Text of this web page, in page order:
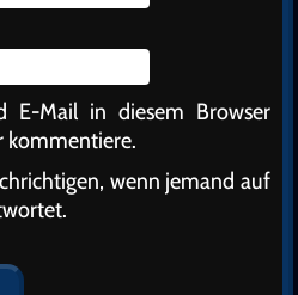
E-Mail in diesem Browser
kommentiere.
wenn jemand auf